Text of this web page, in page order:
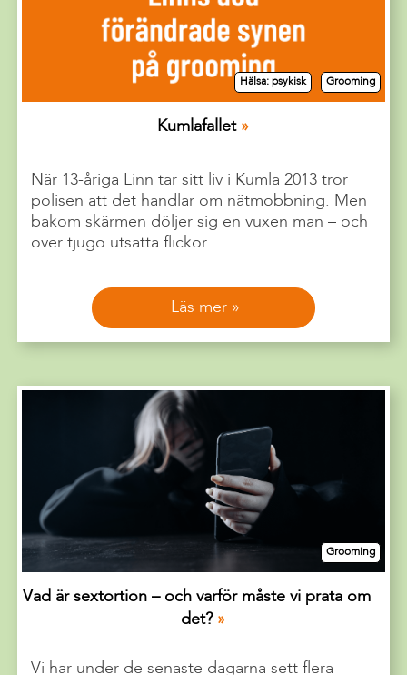
Grooming
Hälsa: psykisk
Kumlafallet
När 13-åriga Linn tar sitt liv i Kumla 2013 tror
polisen att det handlar om nätmobbning. Men
bakom skärmen döljer sig en vuxen man – och
över tjugo utsatta flickor.
Läs mer
Grooming
Vad är sextortion – och varför måste vi prata om
det?
Vi har under de senaste dagarna sett flera